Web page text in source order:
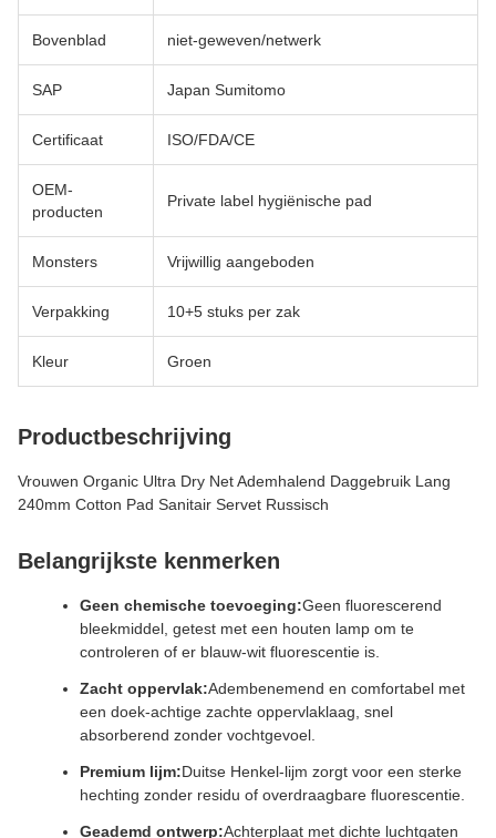
Bovenblad niet-geweven/netwerk
SAP Japan Sumitomo
Certificaat ISO/FDA/CE
OEM-
producten
Private label hygiënische pad
Monsters Vrijwillig aangeboden
Verpakking 10+5 stuks per zak
Kleur Groen
Productbeschrijving
Vrouwen Organic Ultra Dry Net Ademhalend Daggebruik Lang
240mm Cotton Pad Sanitair Servet Russisch
Belangrijkste kenmerken
Geen chemische toevoeging:Geen fluorescerend
bleekmiddel, getest met een houten lamp om te
controleren of er blauw-wit fluorescentie is.
Zacht oppervlak:Adembenemend en comfortabel met
een doek-achtige zachte oppervlaklaag, snel
absorberend zonder vochtgevoel.
Premium lijm:Duitse Henkel-lijm zorgt voor een sterke
hechting zonder residu of overdraagbare fluorescentie.
Geademd ontwerp:Achterplaat met dichte luchtgaten